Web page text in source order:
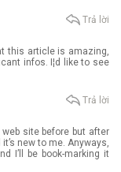
this article is amazing,
infos. I¦d like to see
Trả lời
web site before but after
new to me. Anyways,
I’ll be book-marking it
Trả lời